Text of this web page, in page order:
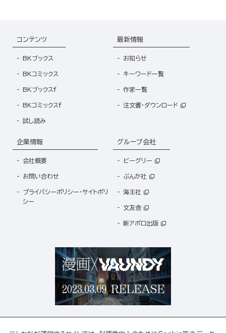
コンテンツ
BKブックス
BKコミックス
BKブックスf
BKコミックスf
試し読み
最新情報
お知らせ
キーワード一覧
作家一覧
注文書・ダウンロード
企業情報
会社概要
お問い合わせ
プライバシーポリシー・サイトポリ
シー
グループ会社
ビーグリー
ぶんか社
海王社
文友舎
新アポロ出版